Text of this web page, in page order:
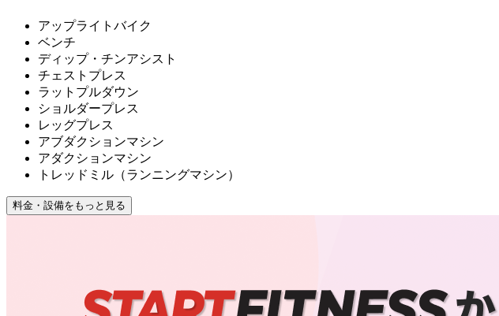
アップライトバイク
ベンチ
ディップ・チンアシスト
チェストプレス
ラットプルダウン
ショルダープレス
レッグプレス
アブダクションマシン
アダクションマシン
トレッドミル（ランニングマシン）
料金・設備をもっと見る